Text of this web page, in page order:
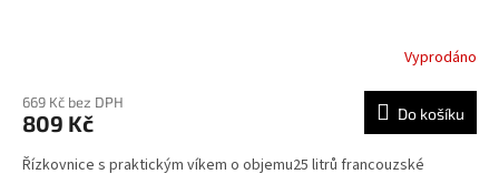
Vyprodáno
669 Kč bez DPH
809 Kč Do košíku
Řízkovnice s praktickým víkem o objemu25 litrů francouzské